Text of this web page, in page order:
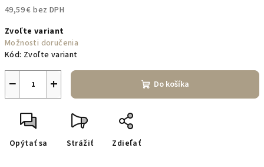
49,59 € bez DPH
cena:
Zvoľte variant
Možnosti doručenia
Kód: Zvoľte variant
+
− Do košíka
Opýtať sa Strážiť Zdieľať